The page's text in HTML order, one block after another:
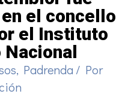
el concello
el Instituto
, Padrenda / Por